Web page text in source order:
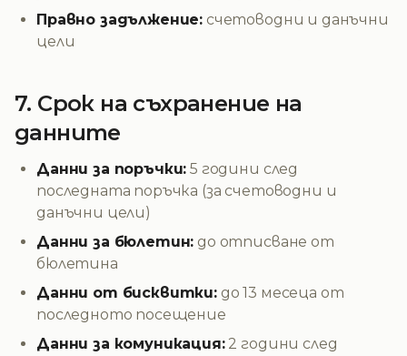
Правно задължение: счетоводни и данъчни
цели
7. Срок на съхранение на
данните
Данни за поръчки: 5 години след
последната поръчка (за счетоводни и
данъчни цели)
Данни за бюлетин: до отписване от
бюлетина
Данни от бисквитки:до 13 месеца от
последното посещение
Данни за комуникация:2 години след